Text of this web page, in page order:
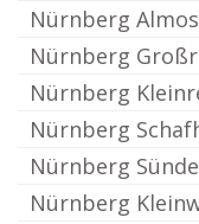
Nürnberg
Nürnberg
Nürnberg
Nürnberg
Nürnberg
Nürnberg